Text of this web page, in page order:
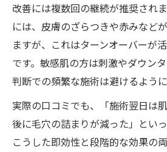
改善には複数回の継続が推奨され
には、皮膚のざらつきや赤みなど
ますが、これはターンオーバーが
です。敏感肌の方は刺激やダウン
判断での頻繁な施術は避けるように
実際の口コミでも、「施術翌日は
後に毛穴の詰まりが減った」とい
こうした即効性と段階的な効果の